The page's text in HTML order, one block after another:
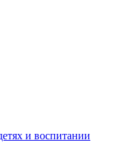
и воспитании